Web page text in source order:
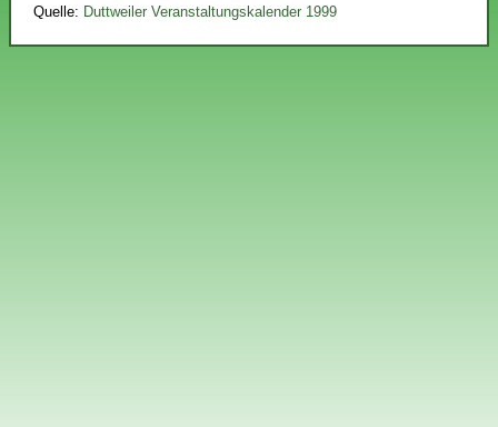
Quelle: Duttweiler Veranstaltungskalender 1999